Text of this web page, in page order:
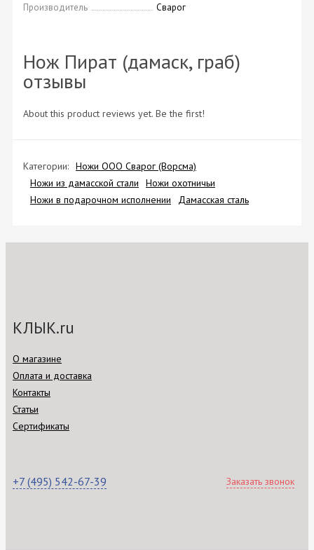
Производитель
Сварог
Нож Пират (дамаск, граб)
отзывы
About this product reviews yet. Be the first!
Категории: Ножи ООО Сварог (Ворсма)
Ножи из дамасской стали
Ножи охотничьи
Ножи в подарочном исполнении
Дамасская сталь
КЛЫК.ru
О магазине
Оплата и доставка
Контакты
Статьи
Сертификаты
+7 (495) 542-67-39 Заказать звонок